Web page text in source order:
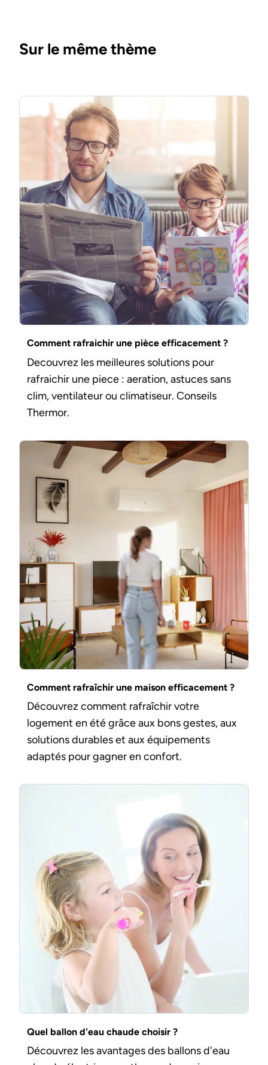
Sur le même thème
Comment rafraichir une pièce efficacement ?
Decouvrez les meilleures solutions pour
rafraichir une piece : aeration, astuces sans
clim, ventilateur ou climatiseur. Conseils
Thermor.
Comment rafraîchir une maison efficacement ?
Découvrez comment rafraîchir votre
logement en été grâce aux bons gestes, aux
solutions durables et aux équipements
adaptés pour gagner en confort.
Quel ballon d'eau chaude choisir ?
Découvrez les avantages des ballons d'eau